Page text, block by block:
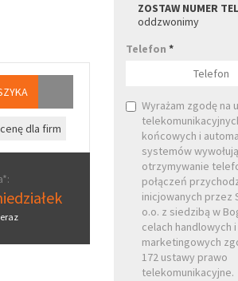
dla firm
ZOSTAW NUMER
oddzwonimy
Telefon*
Wyrażam zgodę na
końcowych i
systemów
otrzymywanie
połączeń
inicjowanych przez
o.o. z siedzibą w
celach handlowych i
marketingowych
172 ustawy prawo
telekomunikacyjne.